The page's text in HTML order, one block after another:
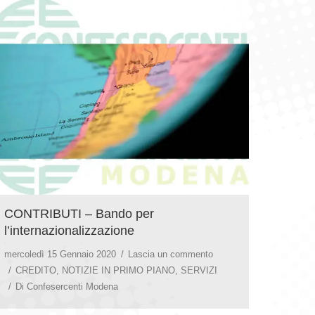
CONTRIBUTI – Bando per
l’internazionalizzazione
mercoledì 15 Gennaio 2020
Lascia un commento
CREDITO
NOTIZIE IN PRIMO PIANO SERVIZI
Di Confesercenti Modena